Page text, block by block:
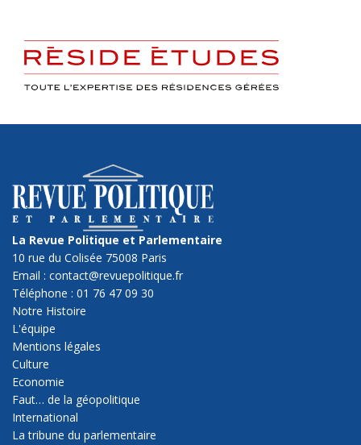
La Revue Politique et Parlementaire
10 rue du Colisée 75008 Paris
Email : contact@revuepolitique.fr
Téléphone : 01 76 47 09 30
Notre Histoire
L'équipe
Mentions légales
Culture
Economie
Faut… de la géopolitique
International
La tribune du parlementaire